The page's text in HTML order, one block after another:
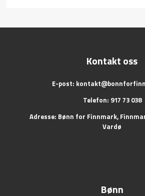
Kontakt oss
E-post:
Telefon: 917 73 038
Adresse: Bønn for Finnmark,
Vardø
Bønn